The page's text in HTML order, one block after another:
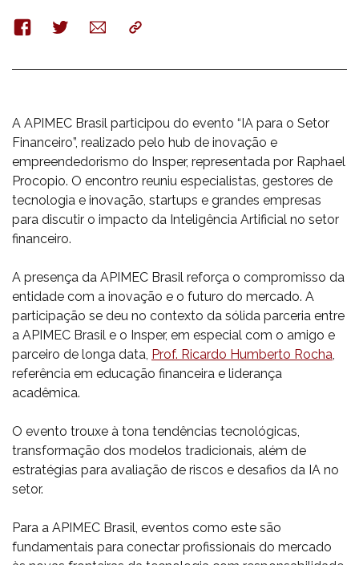
FacebookTwitterE-
mail
Copy
A APIMEC Brasil participou do evento “IA para o Setor
Financeiro”, realizado pelo hub de inovação e
empreendedorismo do Insper, representada por Raphael
Procopio. O encontro reuniu especialistas, gestores de
tecnologia e inovação, startups e grandes empresas
para discutir o impacto da Inteligência Artificial no setor
financeiro.
A presença da APIMEC Brasil reforça o compromisso da
entidade com a inovação e o futuro do mercado. A
participação se deu no contexto da sólida parceria entre
a APIMEC Brasil e o Insper, em especial com o amigo e
parceiro de longa data, Prof. Ricardo Humberto Rocha,
referência em educação financeira e liderança
acadêmica.
O evento trouxe à tona tendências tecnológicas,
transformação dos modelos tradicionais, além de
estratégias para avaliação de riscos e desafios da IA no
setor.
Para a APIMEC Brasil, eventos como este são
fundamentais para conectar profissionais do mercado